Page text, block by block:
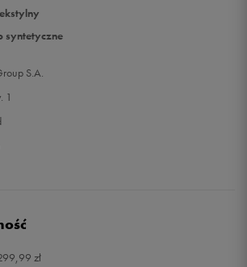
syntetyczne
S.A.
1
zł